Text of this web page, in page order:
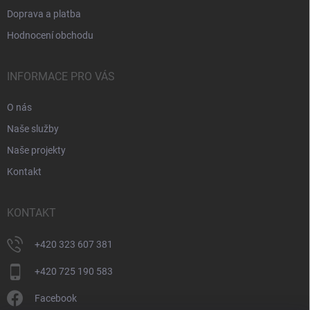
Doprava a platba
Hodnocení obchodu
INFORMACE PRO VÁS
O nás
Naše služby
Naše projekty
Kontakt
KONTAKT
+420 323 607 381
+420 725 190 583
Facebook